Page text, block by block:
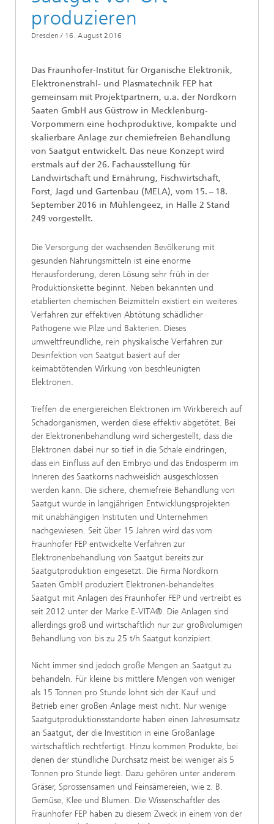
produzieren
Dresden / 16. August 2016
Das Fraunhofer-Institut für Organische Elektronik,
Elektronenstrahl- und Plasmatechnik FEP hat
gemeinsam mit Projektpartnern, u.a. der Nordkorn
Saaten GmbH aus Güstrow in Mecklenburg-
Vorpommern eine hochproduktive, kompakte und
skalierbare Anlage zur chemiefreien Behandlung
von Saatgut entwickelt. Das neue Konzept wird
erstmals auf der 26. Fachausstellung für
Landwirtschaft und Ernährung, Fischwirtschaft,
Forst, Jagd und Gartenbau (MELA), vom 15. – 18.
September 2016 in Mühlengeez, in Halle 2 Stand
249 vorgestellt.
Die Versorgung der wachsenden Bevölkerung mit
gesunden Nahrungsmitteln ist eine enorme
Herausforderung, deren Lösung sehr früh in der
Produktionskette beginnt. Neben bekannten und
etablierten chemischen Beizmitteln existiert ein weiteres
Verfahren zur effektiven Abtötung schädlicher
Pathogene wie Pilze und Bakterien. Dieses
umweltfreundliche, rein physikalische Verfahren zur
Desinfektion von Saatgut basiert auf der
keimabtötenden Wirkung von beschleunigten
Elektronen.
Treffen die energiereichen Elektronen im Wirkbereich auf
Schadorganismen, werden diese effektiv abgetötet. Bei
der Elektronenbehandlung wird sichergestellt, dass die
Elektronen dabei nur so tief in die Schale eindringen,
dass ein Einfluss auf den Embryo und das Endosperm im
Inneren des Saatkorns nachweislich ausgeschlossen
werden kann. Die sichere, chemiefreie Behandlung von
Saatgut wurde in langjährigen Entwicklungsprojekten
mit unabhängigen Instituten und Unternehmen
nachgewiesen. Seit über 15 Jahren wird das vom
Fraunhofer FEP entwickelte Verfahren zur
Elektronenbehandlung von Saatgut bereits zur
Saatgutproduktion eingesetzt. Die Firma Nordkorn
Saaten GmbH produziert Elektronen-behandeltes
Saatgut mit Anlagen des Fraunhofer FEP und vertreibt es
seit 2012 unter der Marke E-VITA®. Die Anlagen sind
allerdings groß und wirtschaftlich nur zur großvolumigen
Behandlung von bis zu 25 t/h Saatgut konzipiert.
Nicht immer sind jedoch große Mengen an Saatgut zu
behandeln. Für kleine bis mittlere Mengen von weniger
als 15 Tonnen pro Stunde lohnt sich der Kauf und
Betrieb einer großen Anlage meist nicht. Nur wenige
Saatgutproduktionsstandorte haben einen Jahresumsatz
an Saatgut, der die Investition in eine Großanlage
wirtschaftlich rechtfertigt. Hinzu kommen Produkte, bei
denen der stündliche Durchsatz meist bei weniger als 5
Tonnen pro Stunde liegt. Dazu gehören unter anderem
Gräser, Sprossensamen und Feinsämereien, wie z. B.
Gemüse, Klee und Blumen. Die Wissenschaftler des
Fraunhofer FEP haben zu diesem Zweck in einem von der